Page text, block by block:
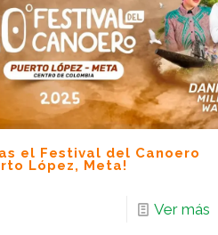
el Festival del Canoero
López, Meta!
Ver más